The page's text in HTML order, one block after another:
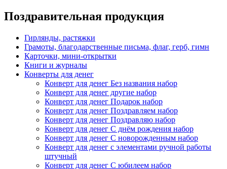
Поздравительная продукция
Гирлянды, растяжки
Грамоты, благодарственные письма, флаг, герб, гимн
Карточки, мини-открытки
Книги и журналы
Конверты для денег
Конверт для денег Без названия набор
Конверт для денег другие набор
Конверт для денег Подарок набор
Конверт для денег Поздравляем набор
Конверт для денег Поздравляю набор
Конверт для денег С днём рождения набор
Конверт для денег С новорожденным набор
Конверт для денег с элементами ручной работы
штучный
Конверт для денег С юбилеем набор